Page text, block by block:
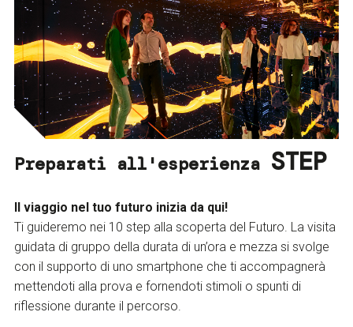
Preparati all'esperienza STEP
Il viaggio nel tuo futuro inizia da qui!
Ti guideremo nei 10 step alla scoperta del Futuro. La visita
guidata di gruppo della durata di un’ora e mezza si svolge
con il supporto di uno smartphone che ti accompagnerà
mettendoti alla prova e fornendoti stimoli o spunti di
riflessione durante il percorso.